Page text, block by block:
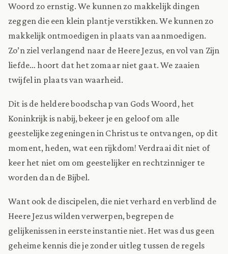
Woord zo ernstig. We kunnen zo makkelijk dingen
zeggen die een klein plantje verstikken. We kunnen zo
makkelijk ontmoedigen in plaats van aanmoedigen.
Zo’n ziel verlangend naar de Heere Jezus, en vol van Zijn
liefde… hoort dat het zomaar niet gaat. We zaaien
twijfel in plaats van waarheid.
Dit is de heldere boodschap van Gods Woord, het
Koninkrijk is nabij, bekeer je en geloof om alle
geestelijke zegeningen in Christus te ontvangen, op dit
moment, heden, wat een rijkdom! Verdraai dit niet of
keer het niet om om geestelijker en rechtzinniger te
worden dan de Bijbel.
Want ook de discipelen, die niet verhard en verblind de
Heere Jezus wilden verwerpen, begrepen de
gelijkenissen in eerste instantie niet. Het was dus geen
geheime kennis die je zonder uitleg tussen de regels